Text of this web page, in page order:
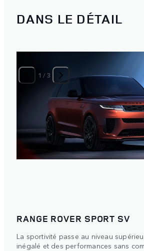
DANS LE DÉTAIL
1 /3
RANGE ROVER SPORT SV
La sportivité passe au niveau
inégalé et des performances sans